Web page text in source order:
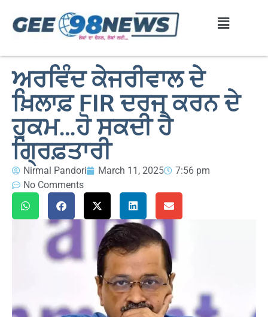
ਅਰਵਿੰਦ ਕੇਜਰੀਵਾਲ ਦੇ
ਖ਼ਿਲਾਫ਼ FIR ਦਰਜ ਕਰਨ ਦੇ
ਹੁਕਮ…ਹੋ ਸਕਦੀ ਹੈ
ਗ੍ਰਿਫ਼ਤਾਰੀ
Nirmal Pandori March 11, 2025
7:56 pm
No Comments